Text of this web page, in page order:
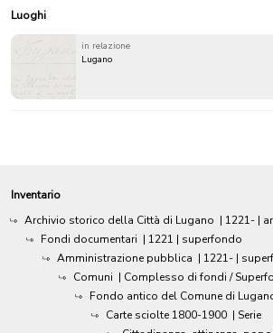
Luoghi
in relazione
Lugano
Inventario
Archivio storico della Città di Lugano | 1221- |
Fondi documentari | 1221 | superfondo
Amministrazione pubblica | 1221- |
Comuni | Complesso di fondi /
Fondo antico del Comune di
Carte sciolte 1800-1900 | Serie